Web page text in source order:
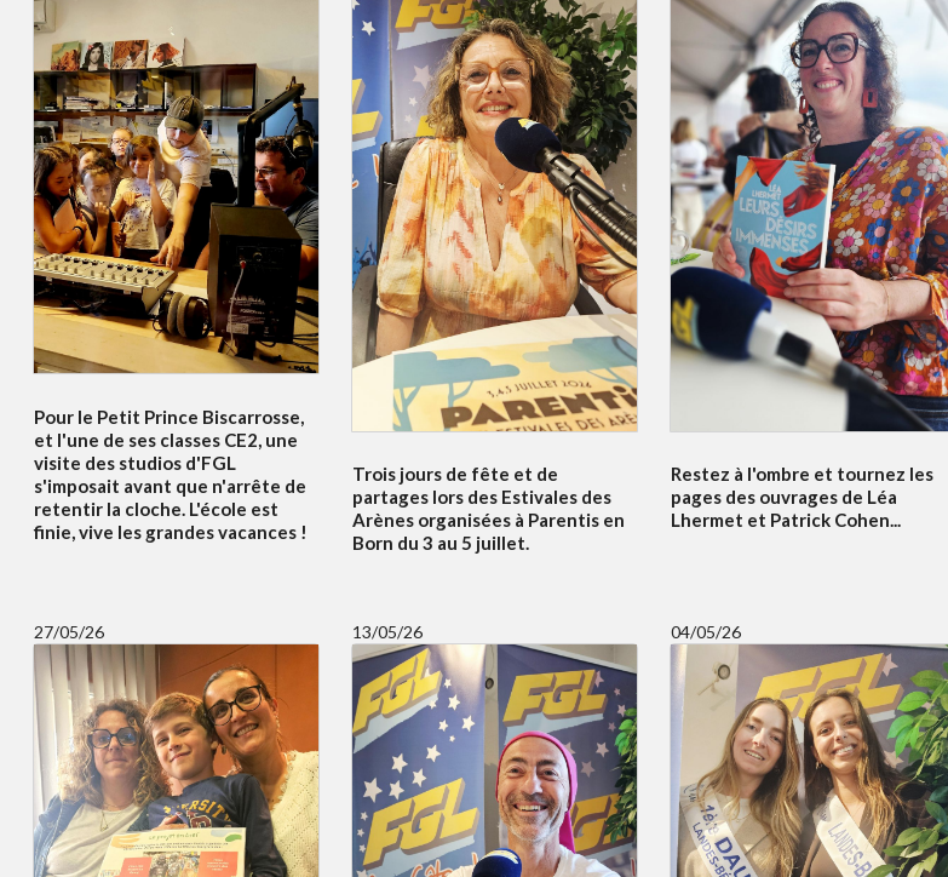
Pour le Petit Prince Biscarrosse,
et l'une de ses classes CE2, une
visite des studios d'FGL
s'imposait avant que n'arrête de
retentir la cloche. L'école est
finie, vive les grandes vacances !
Trois jours de fête et de
partages lors des Estivales des
Arènes organisées à Parentis en
Born du 3 au 5 juillet.
Restez à l'ombre et tournez les
pages des ouvrages de Léa
Lhermet et Patrick Cohen...
27/05/26 13/05/26 04/05/26